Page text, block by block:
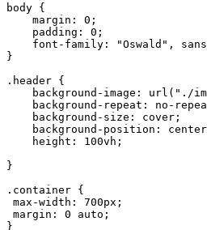
body {
    margin: 0;
    padding: 0;
font-family: "Oswald",
}
.header {
background-image: url("./
background-repeat: no-
    background-size: cover;
background-position:
    height: 100vh;
}
.container {
max-width: 700px;
margin: 0 auto;
}